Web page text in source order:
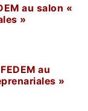
au salon «
»
au
»